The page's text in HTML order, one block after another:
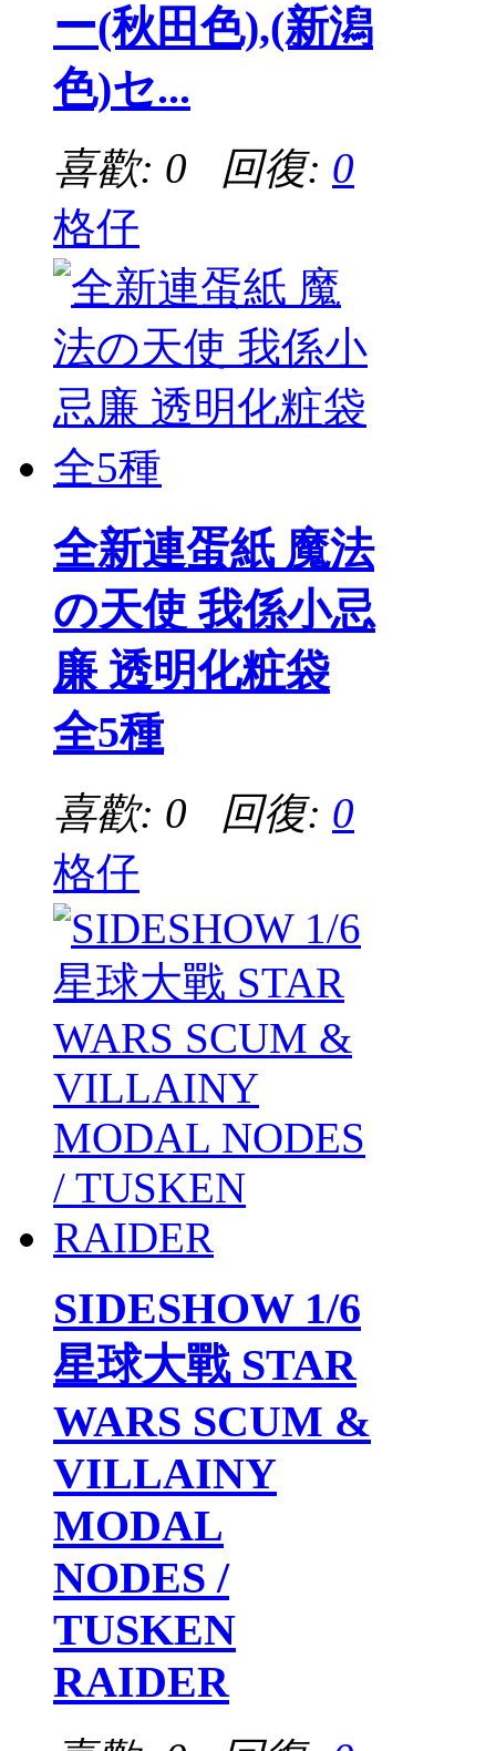
ー(秋田色),(新潟
色)セ...
喜歡: 0 回復: 0
格仔
全新連蛋紙 魔法
の天使 我係小忌
廉 透明化粧袋
全5種
喜歡: 0 回復: 0
格仔
SIDESHOW 1/6
星球大戰 STAR
WARS SCUM &
VILLAINY
MODAL
NODES /
TUSKEN
RAIDER